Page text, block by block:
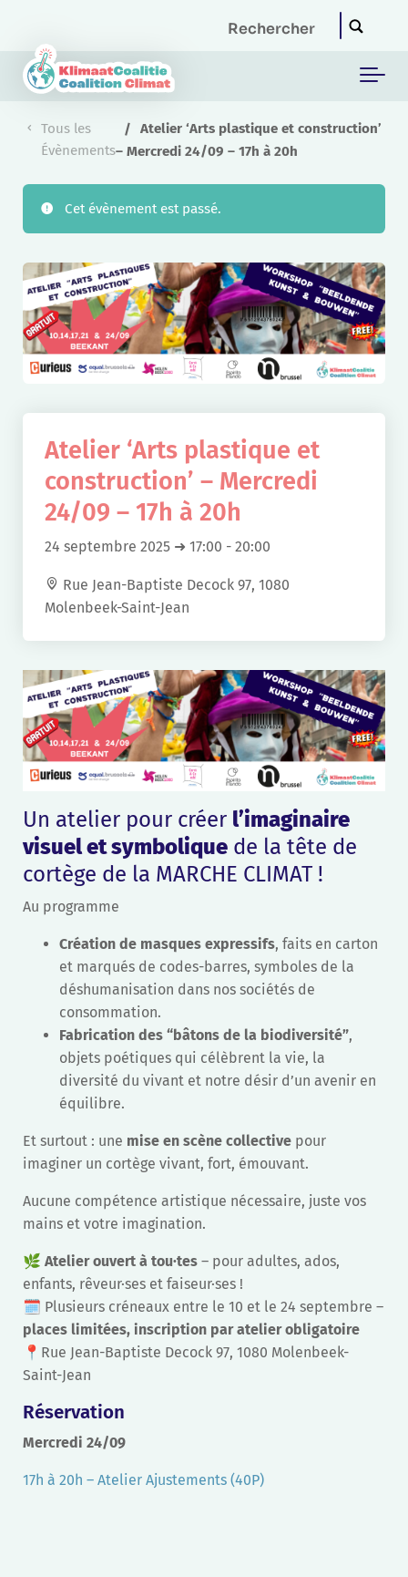
Tous les
Évènements
Atelier ‘Arts plastique et construction’
– Mercredi 24/09 – 17h à 20h
Cet évènement est passé.
Atelier ‘Arts plastique et
construction’ – Mercredi
24/09 – 17h à 20h
24 septembre 2025 ➜ 17:00 - 20:00
Rue Jean-Baptiste Decock 97, 1080
Molenbeek-Saint-Jean
Un atelier pour créer l’imaginaire
visuel et symbolique de la tête de
cortège de la MARCHE CLIMAT !
Au programme
Création de masques expressifs, faits en carton
et marqués de codes-barres, symboles de la
déshumanisation dans nos sociétés de
consommation.
Fabrication des “bâtons de la biodiversité”,
objets poétiques qui célèbrent la vie, la
diversité du vivant et notre désir d’un avenir en
équilibre.
Et surtout : une mise en scène collective pour
imaginer un cortège vivant, fort, émouvant.
Aucune compétence artistique nécessaire, juste vos
mains et votre imagination.
🌿 Atelier ouvert à tou·tes – pour adultes, ados,
enfants, rêveur·ses et faiseur·ses !
🗓️ Plusieurs créneaux entre le 10 et le 24 septembre –
places limitées, inscription par atelier obligatoire
📍Rue Jean-Baptiste Decock 97, 1080 Molenbeek-
Saint-Jean
Réservation
Mercredi 24/09
17h à 20h – Atelier Ajustements (40P)